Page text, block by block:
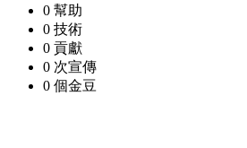
0 幫助
0 技術
0 貢獻
0 次宣傳
0 個金豆